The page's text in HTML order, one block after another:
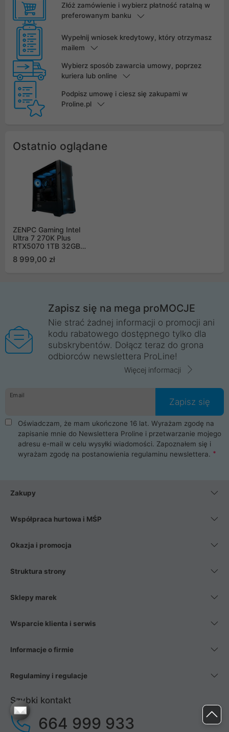
Złóż zamówienie i wybierz płatność ratalną w
preferowanym banku
Wypełnij wniosek kredytowy, który otrzymasz
mailem
Wybierz sposób zawarcia umowy, poprzez
kuriera lub online
Podpisz umowę i ciesz się zakupami w
Proline.pl
Ostatnio oglądane
ZENPC Gaming Intel
Ultra 7 270K Plus
RTX5070 1TB 32GB
8 999,00 zł
Zapisz się na mega proMOCJE
Nie strać żadnej informacji o promocji ani
kodu rabatowego dostępnego tylko dla
subskrybentów. Dołącz teraz do grona
odbiorców newslettera ProLine!
Więcej informacji
Email
Zapisz się
Oświadczam, że mam ukończone 16 lat. Wyrażam zgodę na
zapisanie mnie do Newslettera Proline i przetwarzanie mojego
adresu e-mail w celu wysyłki wiadomości. Zapoznałem się i
wyrażam zgodę na postanowienia regulaminu newslettera.
Zakupy
Współpraca hurtowa i MŚP
Okazja i promocja
Struktura strony
Sklepy marek
Wsparcie klienta i serwis
Informacje o firmie
Regulaminy i regulacje
Szybki kontakt
664 999 933